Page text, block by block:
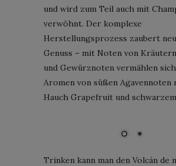
und wird zum Teil auch mit
verwöhnt. Der komplexe
Herstellungsprozess zaubert
Genuss – mit Noten von
und Gewürznoten vermählen
Aromen von süßen Agavennoten
Hauch Grapefruit und
Trinken kann man den Volcán de